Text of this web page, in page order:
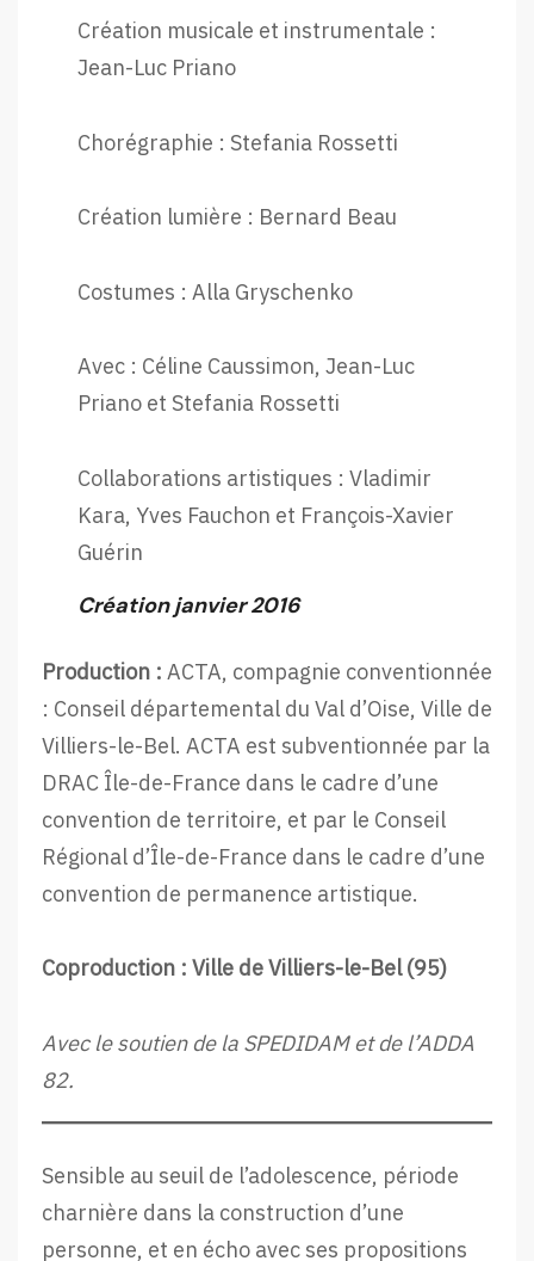
Création musicale et instrumentale :
Jean-Luc Priano
Chorégraphie : Stefania Rossetti
Création lumière : Bernard Beau
Costumes : Alla Gryschenko
Avec : Céline Caussimon, Jean-Luc
Priano et Stefania Rossetti
Collaborations artistiques : Vladimir
Kara, Yves Fauchon et François-Xavier
Guérin
Création janvier 2016
Production : ACTA, compagnie conventionnée
: Conseil départemental du Val d’Oise, Ville de
Villiers-le-Bel. ACTA est subventionnée par la
DRAC Île-de-France dans le cadre d’une
convention de territoire, et par le Conseil
Régional d’Île-de-France dans le cadre d’une
convention de permanence artistique.
Coproduction : Ville de Villiers-le-Bel (95)
Avec le soutien de la SPEDIDAM et de l’ADDA
82.
Sensible au seuil de l’adolescence, période
charnière dans la construction d’une
personne, et en écho avec ses propositions